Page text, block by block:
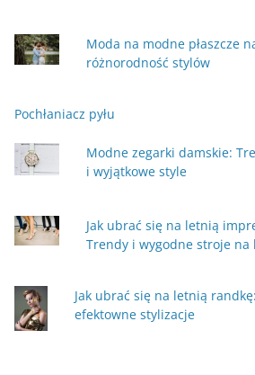
Moda na modne płaszcze
różnorodność stylów
Pochłaniacz pyłu
Modne zegarki damskie:
i wyjątkowe style
Jak ubrać się na letnią
Trendy i wygodne stroje na
Jak ubrać się na letnią
efektowne stylizacje